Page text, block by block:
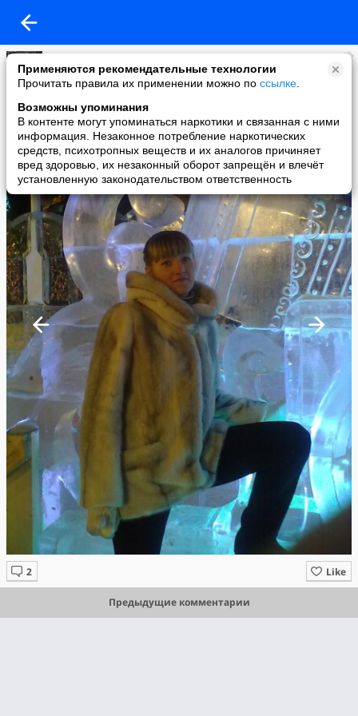
Применяются рекомендательные технологии
Прочитать правила их применении можно по ссылке
Возможны упоминания
В контенте могут упоминаться наркотики и связанная с ними
информация. Незаконное потребление наркотических
средств, психотропных веществ и их аналогов причиняет
вред здоровью, их незаконный оборот запрещён и влечёт
установленную законодательством ответственность
Юлия Белькова
added a photo
04 Jan в 09:02
Like
Предыдущие комментарии